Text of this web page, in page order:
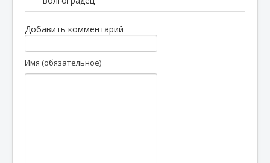
Добавить комментарий
Имя (обязательное)